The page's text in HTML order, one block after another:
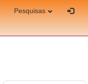
Pesquisas